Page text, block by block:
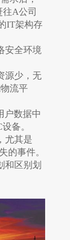
往A公司
IT架构存
安全环境
源少，无
流平
户数据中
备。
尤其是
的事件。
和区别划